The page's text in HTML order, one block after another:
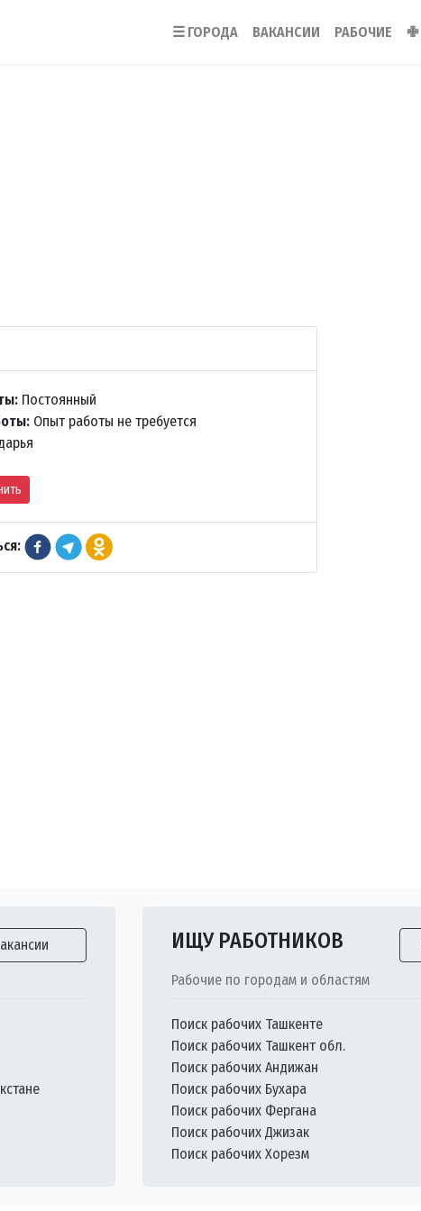
☰ ГОРОДА ВАКАНСИИ РАБОЧИЕ ✙
Постоянный
Опыт работы не требуется
ИЩУ РАБОТНИКОВ
Рабочие по городам и областям
Поиск рабочих Ташкенте
Поиск рабочих Ташкент обл.
Поиск рабочих Андижан
Поиск рабочих Бухара
Поиск рабочих Фергана
Поиск рабочих Джизак
Поиск рабочих Хорезм